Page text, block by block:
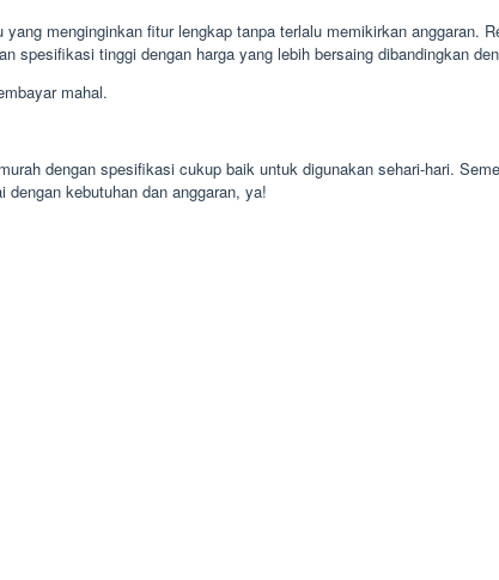
menginginkan fitur lengkap tanpa terlalu memikirkan
spesifikasi tinggi dengan harga yang lebih bersaing dibandingkan
mahal.
dengan spesifikasi cukup baik untuk digunakan sehari-hari.
kebutuhan dan anggaran, ya!